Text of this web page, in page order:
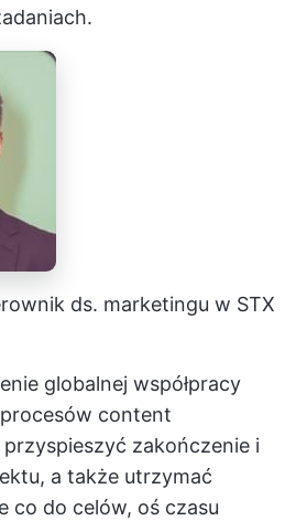
ds. marketingu w STX
globalnej współpracy
content
zakończenie i
a także utrzymać
co do celów, oś czasu